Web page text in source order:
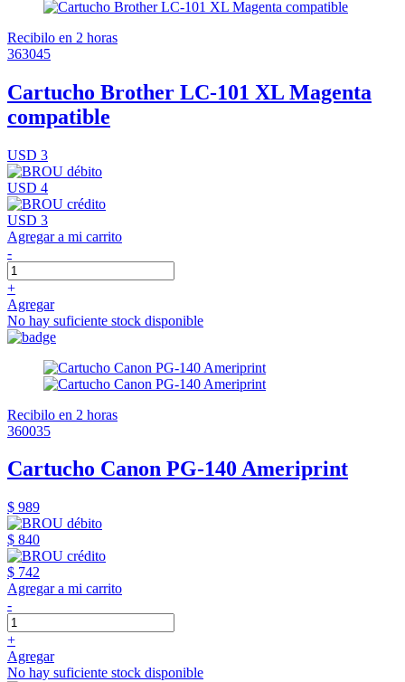
Recibilo en 2 horas
363045
Cartucho Brother LC-101 XL Magenta
compatible
USD 3
USD 4
USD 3
Agregar a mi carrito
-
+
Agregar
No hay suficiente stock disponible
Recibilo en 2 horas
360035
Cartucho Canon PG-140 Ameriprint
$ 989
$ 840
$ 742
Agregar a mi carrito
-
+
Agregar
No hay suficiente stock disponible